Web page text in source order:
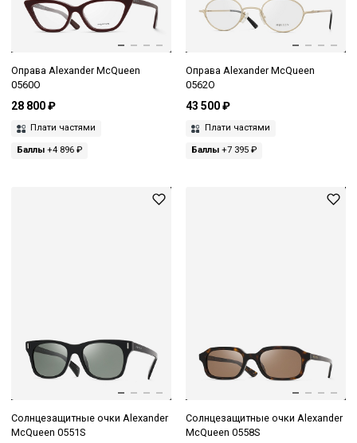
Оправа Alexander McQueen
0560O
28 800 ₽
Плати частями
Баллы +4 896 ₽
Оправа Alexander McQueen
0562O
43 500 ₽
Плати частями
Баллы+7 395 ₽
Солнцезащитные очки Alexander
McQueen 0551S
Солнцезащитные очки Alexander
McQueen 0558S